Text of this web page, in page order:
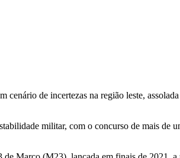
de incertezas na região leste,
militar, com o concurso de mais de